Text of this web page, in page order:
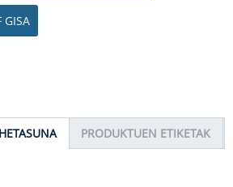
GISA
PRODUKTUEN ETIKETAK